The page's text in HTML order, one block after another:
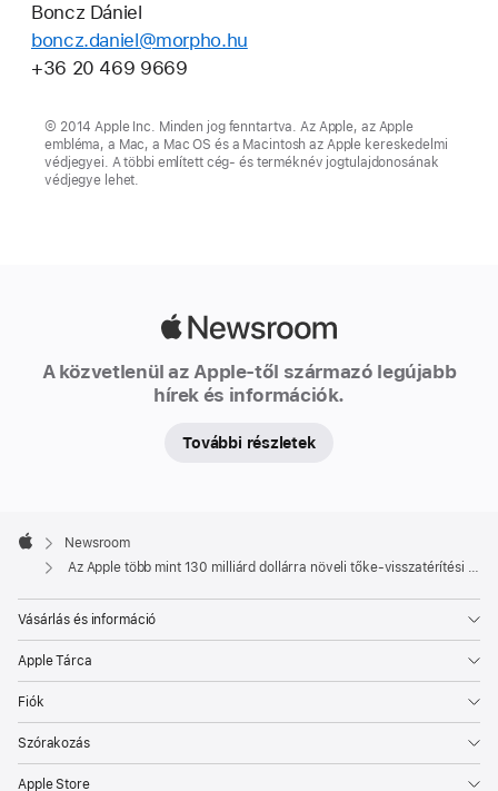
Boncz Dániel
boncz.daniel@morpho.hu
+36 20 469 9669
© 2014 Apple Inc. Minden jog fenntartva. Az Apple, az Apple
embléma, a Mac, a Mac OS és a Macintosh az Apple kereskedelmi
védjegyei. A többi említett cég- és terméknév jogtulajdonosának
védjegye lehet.
A közvetlenül az Apple-től származó legújabb
hírek és információk.
További részletek
Footer

Apple
Newsroom
Az Apple több mint 130 milliárd dollárra növeli tőke-visszatérítési programját
Vásárlás és információ
Apple Tárca
Fiók
Szórakozás
Apple Store